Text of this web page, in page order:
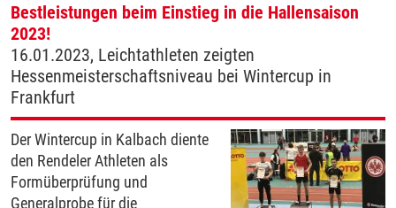
Bestleistungen beim Einstieg in die Hallensaison
2023!
16.01.2023, Leichtathleten zeigten
Hessenmeisterschaftsniveau bei Wintercup in
Frankfurt
Der Wintercup in Kalbach diente
den Rendeler Athleten als
Formüberprüfung und
Generalprobe für die